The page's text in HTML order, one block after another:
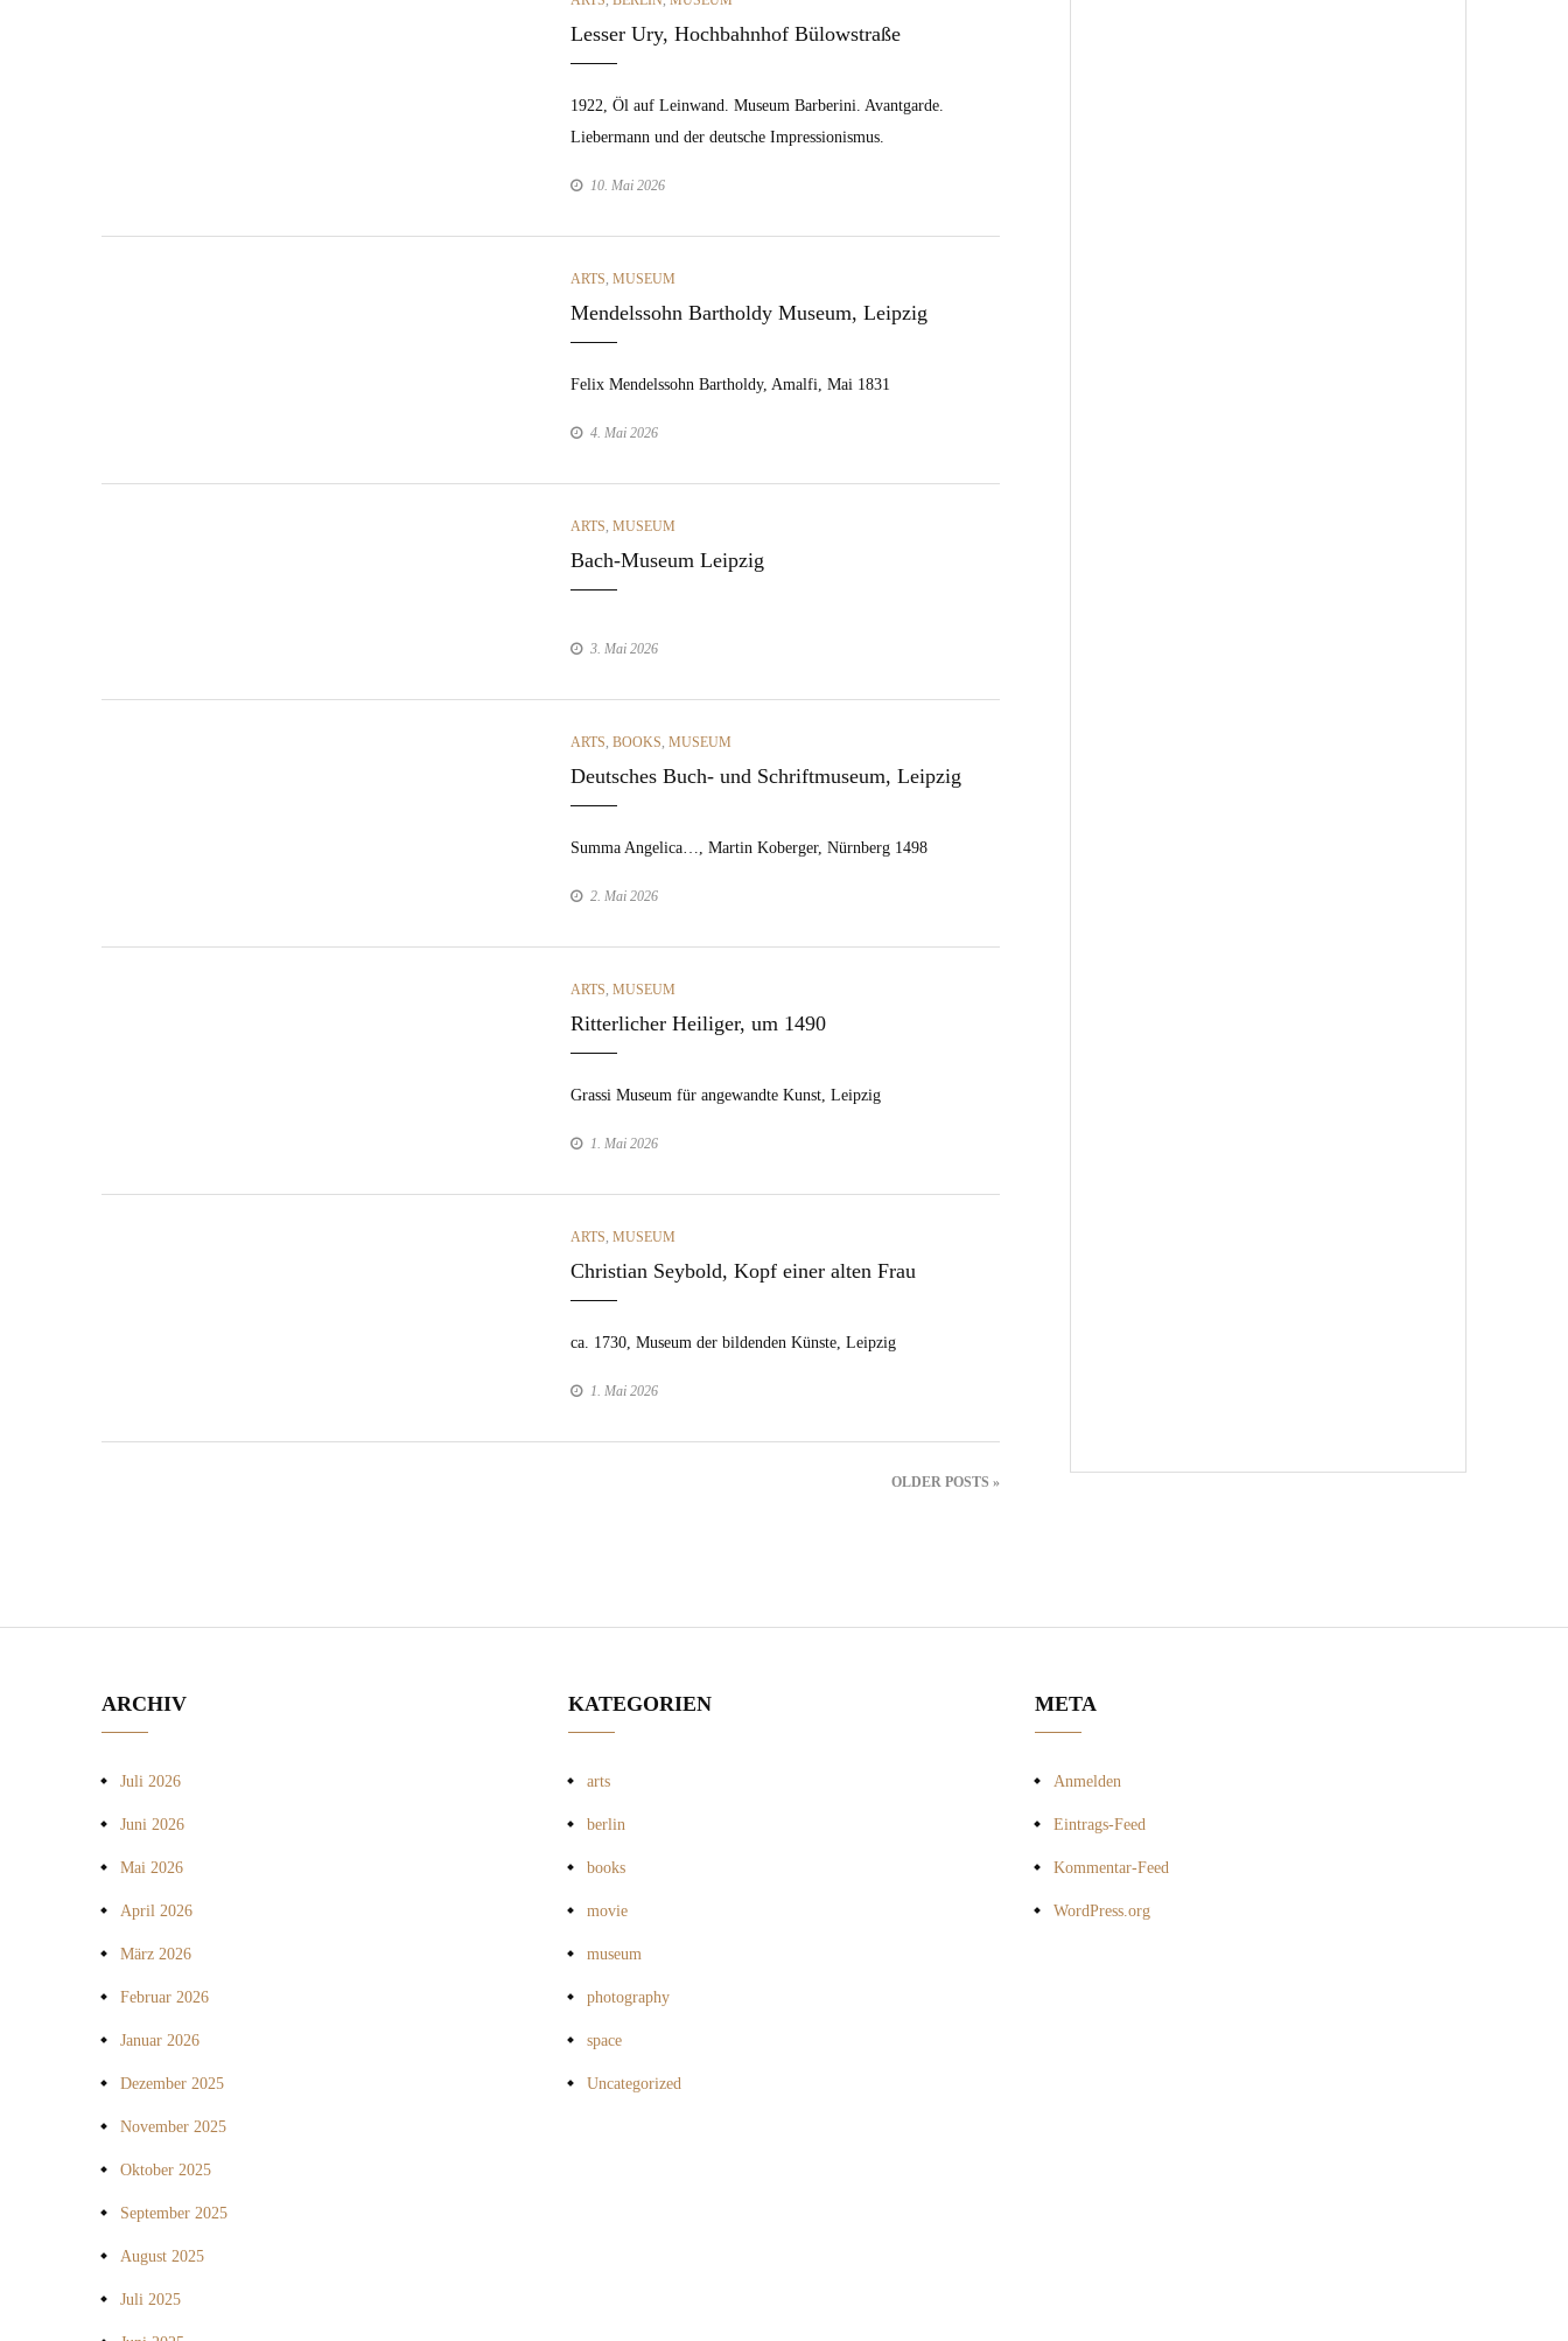
Lesser Ury, Hochbahnhof Bülowstraße
1922, Öl auf Lein­wand. Muse­um Bar­beri­ni. Avant­garde.
Lieber­mann und der deutsche Impres­sion­is­mus.
10. Mai 2026
CATEGORIES
ARTS, MUSEUM
Mendelssohn Bartholdy Museum, Leipzig
Felix Mendelssohn Bartholdy, Amal­fi, Mai 1831
4. Mai 2026
CATEGORIES
ARTS, MUSEUM
Bach-Museum Leipzig
3. Mai 2026
CATEGORIES
ARTS, BOOKS, MUSEUM
Deutsches Buch- und Schriftmuseum, Leipzig
Sum­ma Angel­i­ca…, Mar­tin Koberg­er, Nürn­berg 1498
2. Mai 2026
CATEGORIES
ARTS, MUSEUM
Ritterlicher Heiliger, um 1490
Gras­si Muse­um für ange­wandte Kun­st, Leipzig
1. Mai 2026
CATEGORIES
ARTS, MUSEUM
Christian Seybold, Kopf einer alten Frau
ca. 1730, Muse­um der bilden­den Kün­ste, Leipzig
1. Mai 2026
Beitragsnavigation
OLDER POSTS »
ARCHIV
Juli 2026
Juni 2026
Mai 2026
April 2026
März 2026
Februar 2026
Januar 2026
Dezember 2025
November 2025
Oktober 2025
September 2025
August 2025
Juli 2025
KATEGORIEN
arts
berlin
books
movie
museum
photography
space
Uncategorized
META
Anmelden
Eintrags-Feed
Kommentar-Feed
WordPress.org